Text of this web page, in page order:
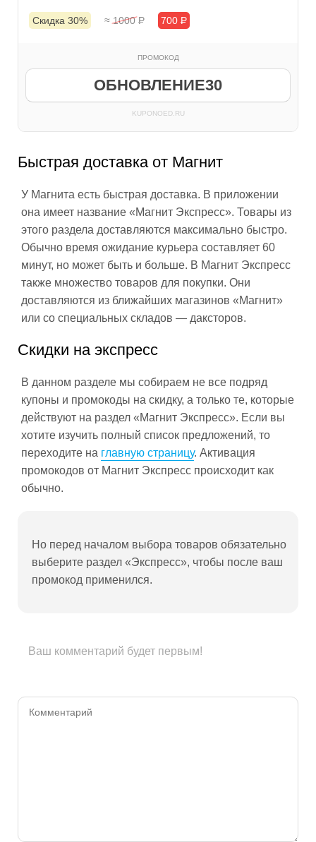
Скидка 30% ≈ 1000Р 700 Р
ПРОМОКОД
ОБНОВЛЕНИЕ30
KUPONOED.RU
Быстрая доставка от Магнит
У Магнита есть быстрая доставка. В приложении
она имеет название «Магнит Экспресс». Товары из
этого раздела доставляются максимально быстро.
Обычно время ожидание курьера составляет 60
минут, но может быть и больше. В Магнит Экспресс
также множество товаров для покупки. Они
доставляются из ближайших магазинов «Магнит»
или со специальных складов — даксторов.
Скидки на экспресс
В данном разделе мы собираем не все подряд
купоны и промокоды на скидку, а только те, которые
действуют на раздел «Магнит Экспресс». Если вы
хотите изучить полный список предложений, то
переходите на главную страницу. Активация
промокодов от Магнит Экспресс происходит как
обычно.
Но перед началом выбора товаров обязательно
выберите раздел «Экспресс», чтобы после ваш
промокод применился.
Ваш комментарий будет первым!